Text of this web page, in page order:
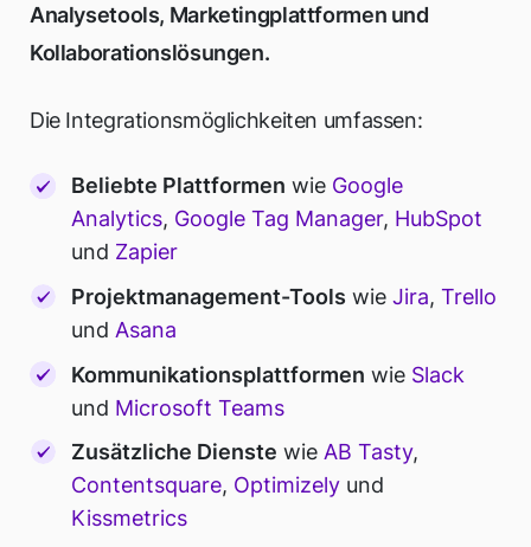
Analysetools, Marketingplattformen und
Kollaborationslösungen.
Die Integrationsmöglichkeiten umfassen:
Beliebte Plattformen wie Google
Analytics, Google Tag Manager, HubSpot
und Zapier
Projektmanagement-Tools wieJira,Trello
und Asana
Kommunikationsplattformen wie Slack
und Microsoft Teams
Zusätzliche Dienste wie AB Tasty,
Contentsquare, Optimizely und
Kissmetrics